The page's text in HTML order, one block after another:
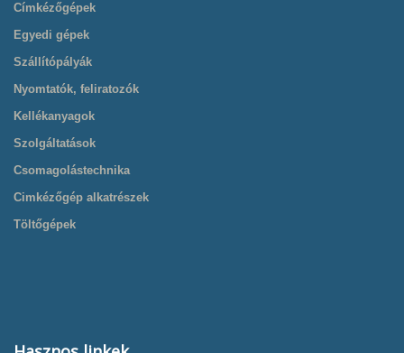
Címkézőgépek
Egyedi gépek
Szállítópályák
Nyomtatók, feliratozók
Kellékanyagok
Szolgáltatások
Csomagolástechnika
Cimkézőgép alkatrészek
Töltőgépek